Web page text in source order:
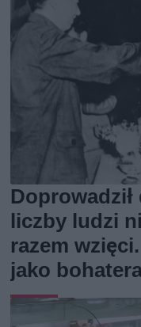
liczby ludzi
razem
jako